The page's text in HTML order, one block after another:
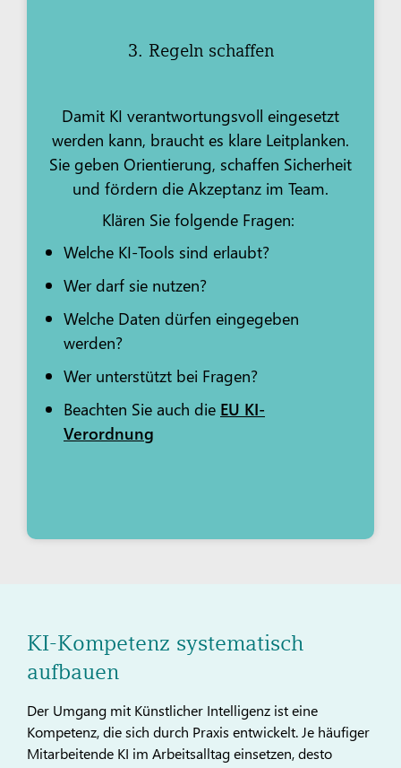
3. Regeln schaffen
Damit KI verantwortungsvoll eingesetzt
werden kann, braucht es klare Leitplanken.
Sie geben Orientierung, schaffen Sicherheit
und fördern die Akzeptanz im Team.
Klären Sie folgende Fragen:
Welche KI-Tools sind erlaubt?
Wer darf sie nutzen?
Welche Daten dürfen eingegeben
werden?
Wer unterstützt bei Fragen?
Beachten Sie auch die EU KI-
Verordnung
KI-Kompetenz systematisch
aufbauen
Der Umgang mit Künstlicher Intelligenz ist eine
Kompetenz, die sich durch Praxis entwickelt. Je häufiger
Mitarbeitende KI im Arbeitsalltag einsetzen, desto